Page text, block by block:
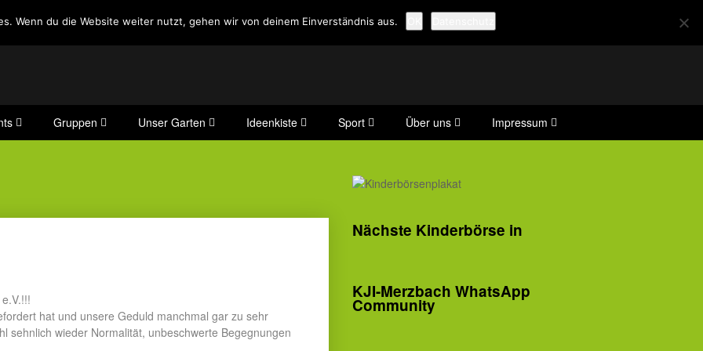
Gruppen Unser Garten Ideenkiste Sport Über uns Impressum
hat und unsere Geduld manchmal gar zu sehr
sehnlich wieder Normalität, unbeschwerte Begegnungen
Nächste Kinderbörse in
KJI-Merzbach WhatsApp
Community
Wenn du die Website weiter nutzt, gehen wir von deinem Einverständnis aus.